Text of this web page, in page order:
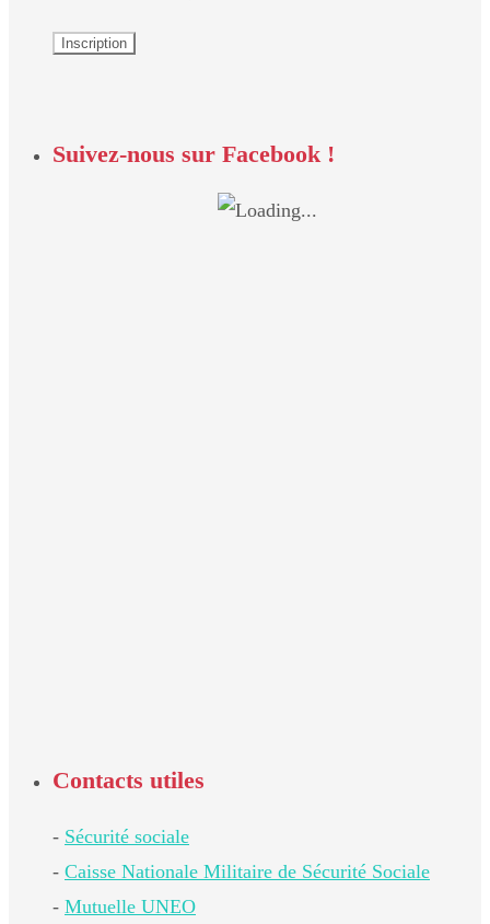
Suivez-nous sur Facebook !
Contacts utiles
- Sécurité sociale
- Caisse Nationale Militaire de Sécurité Sociale
- Mutuelle UNEO